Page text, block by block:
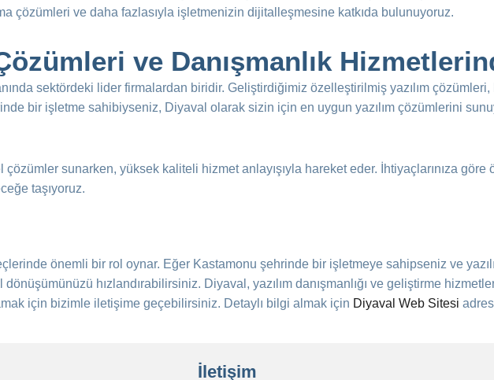
çözümleri ve daha fazlasıyla işletmenizin dijitalleşmesine katkıda bulunuyoruz.
ve Danışmanlık
sektördeki lider firmalardan biridir. Geliştirdiğimiz özelleştirilmiş yazılım
bir işletme sahibiyseniz, Diyaval olarak sizin için en uygun yazılım çözümlerini
sunarken, yüksek kaliteli hizmet anlayışıyla hareket eder. İhtiyaçlarınıza göre
taşıyoruz.
önemli bir rol oynar. Eğer Kastamonu şehrinde bir işletmeye sahipseniz ve
hızlandırabilirsiniz. Diyaval, yazılım danışmanlığı ve geliştirme
için bizimle iletişime geçebilirsiniz. Detaylı bilgi almak için Diyaval Web Sitesi
İletişim